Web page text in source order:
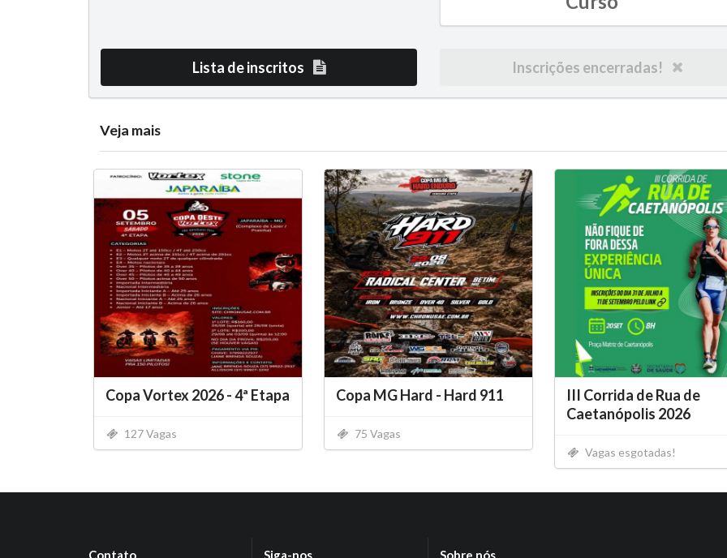
Lista de inscritos Inscrições encerradas!
Veja mais
Copa Vortex 2026 - 4ª Etapa
127 Vagas
Copa MG Hard - Hard 911
75 Vagas
III Corrida de Rua de
Caetanópolis 2026
Vagas esgotadas!
Contato Siga-nos Sobre nós